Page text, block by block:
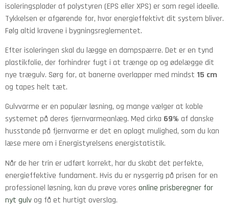
isoleringsplader af polystyren (EPS eller XPS) er som regel ideelle.
Tykkelsen er afgørende for, hvor energieffektivt dit system bliver.
Følg altid kravene i bygningsreglementet.
Efter isoleringen skal du lægge en dampspærre. Det er en tynd
plastikfolie, der forhindrer fugt i at trænge op og ødelægge dit
nye trægulv. Sørg for, at banerne overlapper med mindst 15 cm
og tapes helt tæt.
Gulvvarme er en populær løsning, og mange vælger at koble
systemet på deres fjernvarmeanlæg. Med cirka 69% af danske
husstande på fjernvarme er det en oplagt mulighed, som du kan
læse mere om i Energistyrelsens energistatistik.
Når de her trin er udført korrekt, har du skabt det perfekte,
energieffektive fundament. Hvis du er nysgerrig på prisen for en
professionel løsning, kan du prøve vores online prisberegner for
nyt gulvog få et hurtigt overslag.